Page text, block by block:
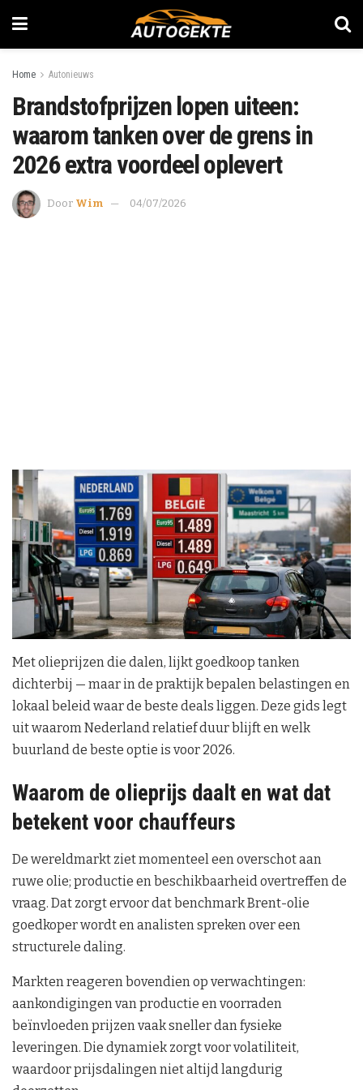
Home Autonieuws
Brandstofprijzen lopen uiteen:
waarom tanken over de grens in
2026 extra voordeel oplevert
Door Wim 04/07/2026
Met olieprijzen die dalen, lijkt goedkoop tanken
dichterbij — maar in de praktijk bepalen belastingen en
lokaal beleid waar de beste deals liggen. Deze gids legt
uit waarom Nederland relatief duur blijft en welk
buurland de beste optie is voor 2026.
Waarom de olieprijs daalt en wat dat
betekent voor chauffeurs
De wereldmarkt ziet momenteel een overschot aan
ruwe olie; productie en beschikbaarheid overtreffen de
vraag. Dat zorgt ervoor dat benchmark Brent-olie
goedkoper wordt en analisten spreken over een
structurele daling.
Markten reageren bovendien op verwachtingen:
aankondigingen van productie en voorraden
beïnvloeden prijzen vaak sneller dan fysieke
leveringen. Die dynamiek zorgt voor volatiliteit,
waardoor prijsdalingen niet altijd langdurig